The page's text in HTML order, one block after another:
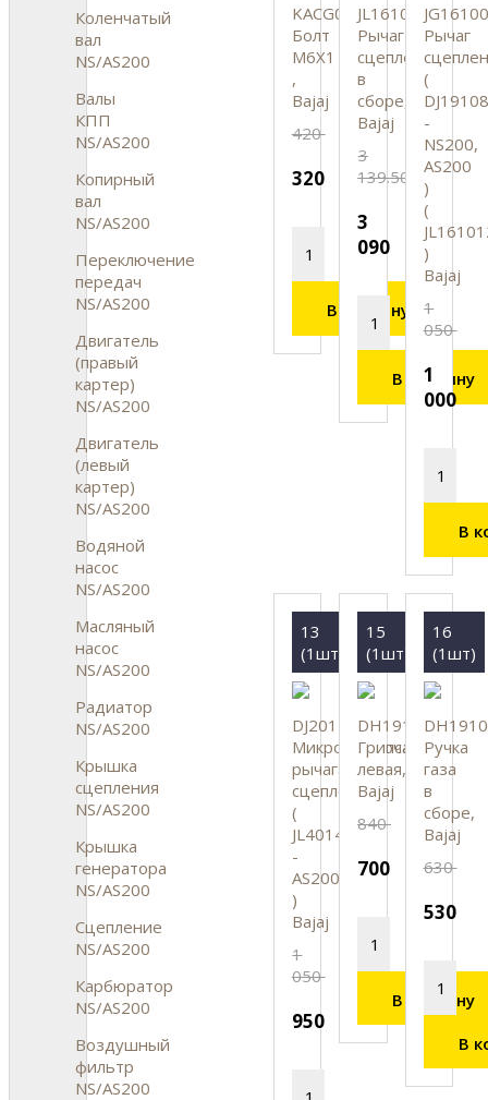
Коленчатый
вал
NS/AS200
Валы
КПП
NS/AS200
Копирный
вал
NS/AS200
Переключение
передач
NS/AS200
Двигатель
(правый
картер)
NS/AS200
Двигатель
(левый
картер)
NS/AS200
Водяной
насос
NS/AS200
Масляный
насос
NS/AS200
Радиатор
NS/AS200
Крышка
сцепления
NS/AS200
Крышка
генератора
NS/AS200
Сцепление
NS/AS200
Карбюратор
NS/AS200
Воздушный
фильтр
NS/AS200
KACG0645
Болт
M6X1
,
Bajaj
420
320
В корзину
JL161013
Рычаг
сцепления
в
сборе,
Bajaj
3
139.50
3
090
В корзину
Рычаг
(
-
NS200,
AS200
)
(
)
Bajaj
1
050
1
000
В
13
(1шт)
DJ201246
Микровыключатель
рычага
сцепления
(
JL401411
-
AS200
)
Bajaj
1
050
950
15
(1шт)
DH191067
Грипса
левая,
Bajaj
840
700
В корзину
16
(1шт)
Ручка
газа
в
сборе,
Bajaj
630
530
В